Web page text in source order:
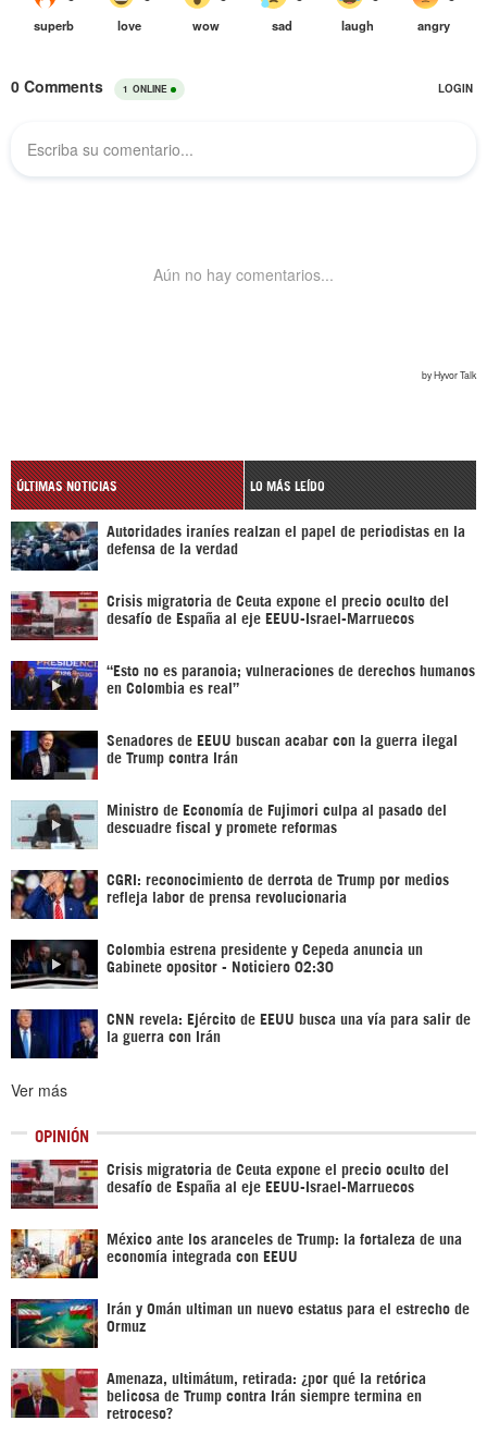
ÚLTIMAS NOTICIAS LO MÁS LEÍDO
Autoridades iraníes realzan el papel de periodistas en la
defensa de la verdad
Crisis migratoria de Ceuta expone el precio oculto del
desafío de España al eje EEUU-Israel-Marruecos
“Esto no es paranoia; vulneraciones de derechos humanos
en Colombia es real”
Senadores de EEUU buscan acabar con la guerra ilegal
de Trump contra Irán
Ministro de Economía de Fujimori culpa al pasado del
descuadre fiscal y promete reformas
CGRI: reconocimiento de derrota de Trump por medios
refleja labor de prensa revolucionaria
Colombia estrena presidente y Cepeda anuncia un
Gabinete opositor - Noticiero 02:30
CNN revela: Ejército de EEUU busca una vía para salir de
la guerra con Irán
Ver más
OPINIÓN
Crisis migratoria de Ceuta expone el precio oculto del
desafío de España al eje EEUU-Israel-Marruecos
México ante los aranceles de Trump: la fortaleza de una
economía integrada con EEUU
Irán y Omán ultiman un nuevo estatus para el estrecho de
Ormuz
Amenaza, ultimátum, retirada: ¿por qué la retórica
belicosa de Trump contra Irán siempre termina en
retroceso?